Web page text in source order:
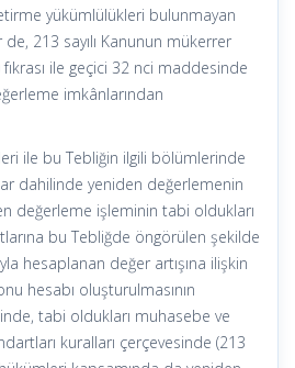
yükümlülükleri bulunmayan
213 sayılı Kanunun mükerrer
ile geçici 32 nci maddesinde
imkânlarından
ile bu Tebliğin ilgili bölümlerinde
dahilinde yeniden değerlemenin
değerleme işleminin tabi oldukları
bu Tebliğde öngörülen şekilde
hesaplanan değer artışına ilişkin
hesabı oluşturulmasının
tabi oldukları muhasebe ve
kuralları çerçevesinde (213